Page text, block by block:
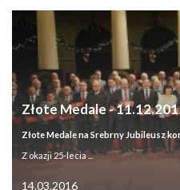
Złote Medale -
Złote Medale na Srebrny Jubileusz
Z okazji 25-lecia ...
14.03.2016